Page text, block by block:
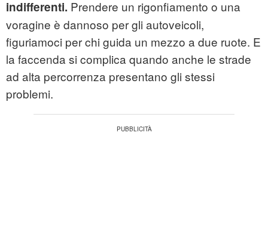
indifferenti. Prendere un rigonfiamento o una
voragine è dannoso per gli autoveicoli,
figuriamoci per chi guida un mezzo a due ruote. E
la faccenda si complica quando anche le strade
ad alta percorrenza presentano gli stessi
problemi.